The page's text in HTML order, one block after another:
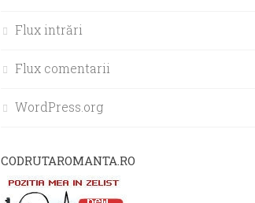
Flux intrări
Flux comentarii
WordPress.org
CODRUTAROMANTA.RO